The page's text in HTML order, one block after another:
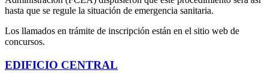
hasta que se regule la situación de emergencia sanitaria.
Los llamados en trámite de inscripción están en el sitio web de
concursos.
EDIFICIO CENTRAL